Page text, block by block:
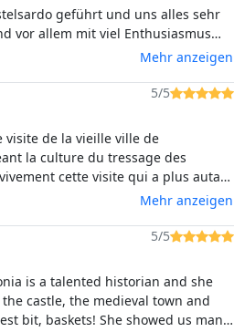
geführt und uns alles sehr
vor allem mit viel Enthusiasmus
Einführung in die
und uns neugierig auf einen
Alles zusammen ein wirklich tolles
werden.
Mehr anzeigen
5/5
visite de la vieille ville de
la culture du tressage des
cette visite qui a plus autant
pouvez y aller les yeux fermés !
Mehr anzeigen
5/5
is a talented historian and she
castle, the medieval town and